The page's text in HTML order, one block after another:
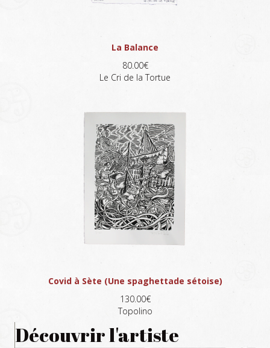
La Balance
80.00€
Le Cri de la Tortue
Covid à Sète (Une spaghettade sétoise)
130.00€
Topolino
Découvrir l'artiste